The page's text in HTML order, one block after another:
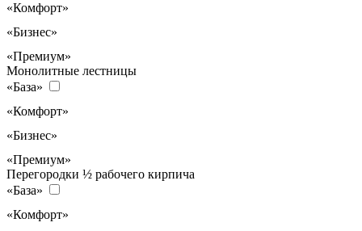
«Комфорт»
«Бизнес»
«Премиум»
Монолитные лестницы
«База»
«Комфорт»
«Бизнес»
«Премиум»
Перегородки ½ рабочего кирпича
«База»
«Комфорт»